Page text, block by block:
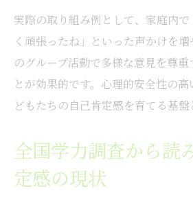
地域の支援が自己肯定感
自己肯定感不足を感じた
ツ
岐阜県教育ビジョンで描く自
望
未来志向の教育が自己肯
実際の取り組み例として、家庭内
く頑張ったね」といった声かけを
のグループ活動で多様な意見を尊
とが効果的です。心理的安全性の
どもたちの自己肯定感を育てる基盤
全国学力調査から読
定感の現状